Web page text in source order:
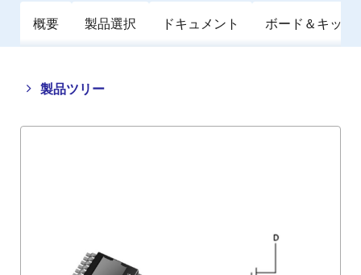
概要 製品選択 ドキュメント ボード＆キット
製品ツリー
Close
tree
Open
tree